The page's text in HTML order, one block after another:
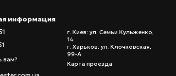
работы без элементов питания. В
мультиметров используются
этому переносной карманный
электронного карманного
возможности (память,
информация
вам?
г. Киев: ул. Семьи Кульженко,
14
г. Харьков: ул. Клочковская,
99-А
Карта проезда